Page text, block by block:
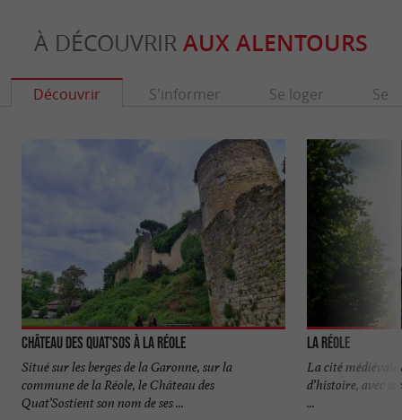
À DÉCOUVRIR AUX ALENTOURS
Découvrir S'informer Se loger Se
Château des Quat'Sos à La Réole
Situé sur les berges de la Garonne, sur la
commune de la Réole, le Château des
Quat’Sostient son nom de ses ...
La Réole
La cité médiévale
d’histoire, avec
...